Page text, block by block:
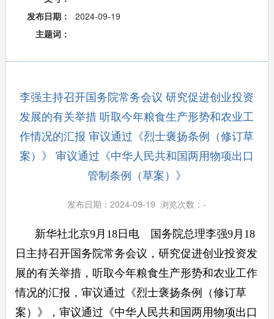
发布日期：
2024-09-19
主题词：
李强主持召开国务院常务会议 研究促进创业投资
发展的有关举措 听取今年粮食生产形势和农业工
作情况的汇报 审议通过《烈士褒扬条例（修订草
案）》 审议通过《中华人民共和国两用物项出口
管制条例（草案）》
发布日期：2024-09-19 浏览次数：-
新华社北京9月18日电 国务院总理李强9月18
日主持召开国务院常务会议，研究促进创业投资发
展的有关举措，听取今年粮食生产形势和农业工作
情况的汇报，审议通过《烈士褒扬条例（修订草
案）》，审议通过《中华人民共和国两用物项出口